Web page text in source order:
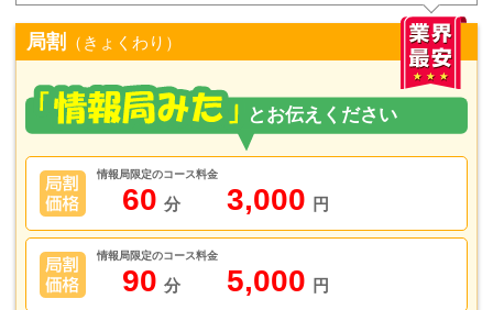
局割 （きょくわり）
情報局限定のコース料金
60 分 3,000 円
情報局限定のコース料金
90 分 5,000 円